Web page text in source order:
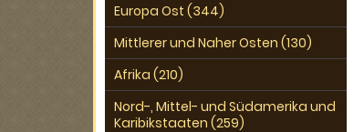
Europa Ost (344)
Mittlerer und Naher Osten (130)
Afrika (210)
Nord-, Mittel- und Südamerika und
Karibikstaaten (259)